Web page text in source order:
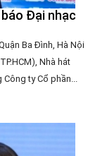
Đại nhạc
Ba Đình, Hà Nội
Nhà hát
ty Cổ phần...